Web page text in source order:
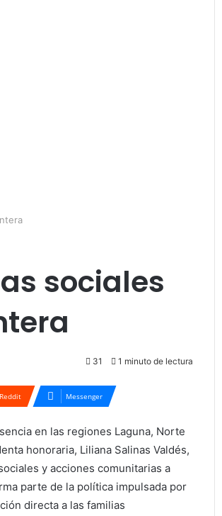
sociales
31 1 minuto de lectura
Reddit Messenger
en las regiones Laguna, Norte
honoraria, Liliana Salinas Valdés,
y acciones comunitarias a
parte de la política impulsada por
directa a las familias